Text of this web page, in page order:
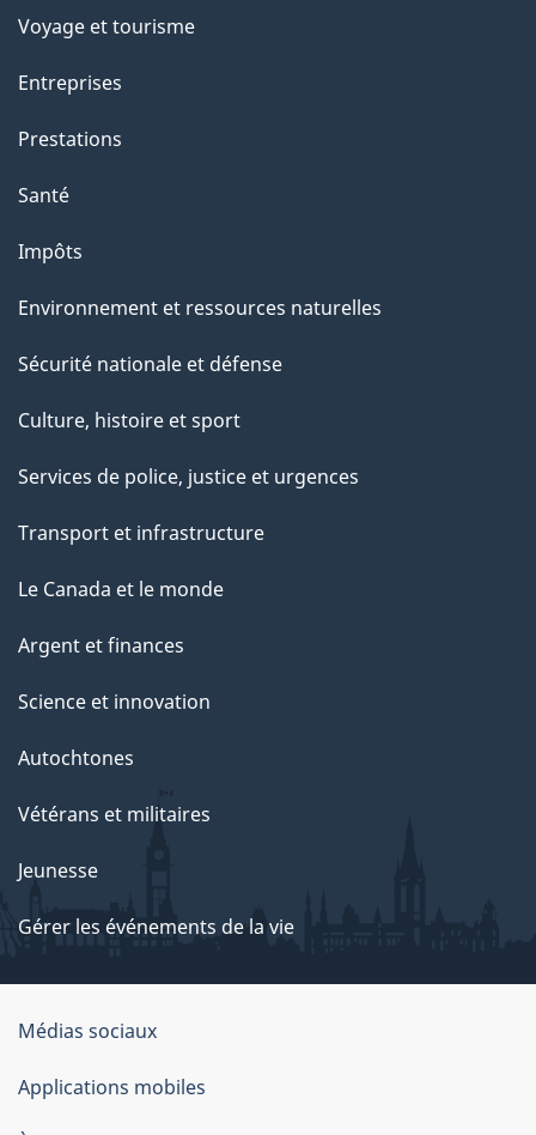
Voyage et tourisme
Entreprises
Prestations
Santé
Impôts
Environnement et ressources naturelles
Sécurité nationale et défense
Culture, histoire et sport
Services de police, justice et urgences
Transport et infrastructure
Le Canada et le monde
Argent et finances
Science et innovation
Autochtones
Vétérans et militaires
Jeunesse
Gérer les événements de la vie
Organisation
du
gouvernement
Médias sociaux
Applications mobiles